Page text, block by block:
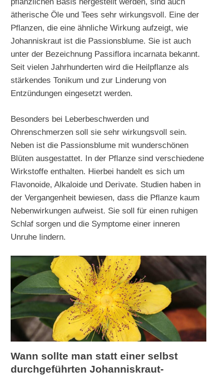
ätherische Öle und Tees sehr wirkungsvoll. Eine der
Pflanzen, die eine ähnliche Wirkung aufzeigt, wie
Johanniskraut ist die Passionsblume. Sie ist auch
unter der Bezeichnung Passiflora incarnata bekannt.
Seit vielen Jahrhunderten wird die Heilpflanze als
stärkendes Tonikum und zur Linderung von
Entzündungen eingesetzt werden.
Besonders bei Leberbeschwerden und
Ohrenschmerzen soll sie sehr wirkungsvoll sein.
Neben ist die Passionsblume mit wunderschönen
Blüten ausgestattet. In der Pflanze sind verschiedene
Wirkstoffe enthalten. Hierbei handelt es sich um
Flavonoide, Alkaloide und Derivate. Studien haben in
der Vergangenheit bewiesen, dass die Pflanze kaum
Nebenwirkungen aufweist. Sie soll für einen ruhigen
Schlaf sorgen und die Symptome einer inneren
Unruhe lindern.
Wann sollte man statt einer selbst
durchgeführten Johanniskraut-